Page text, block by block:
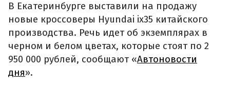
В Екатеринбурге выставили на продажу
новые кроссоверы Hyundai ix35 китайского
производства. Речь идет об экземплярах в
черном и белом цветах, которые стоят по 2
950 000 рублей, сообщают «Автоновости
дня».